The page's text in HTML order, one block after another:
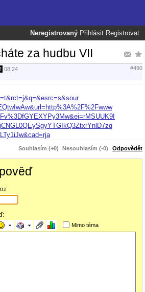
Neregistrovaný Přihlásit Registrovat
za hudbu VII
08:24 #490
Souhlasím (+0) Nesouhlasím (-0) Odpovědět
Mimo téma